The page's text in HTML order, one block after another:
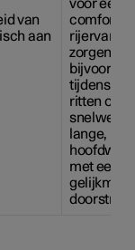
van
aan
voor een
rijervaring
zorgen,
tijdens
ritten op
lange,
met een